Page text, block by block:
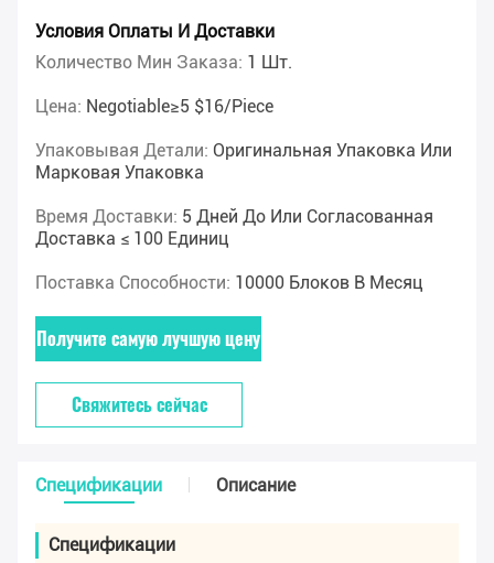
Условия Оплаты И Доставки
Количество Мин Заказа: 1 Шт.
Цена: Negotiable≥5 $16/piece
Упаковывая Детали: Оригинальная Упаковка Или
Марковая Упаковка
Время Доставки: 5 Дней До Или Согласованная
Доставка ≤ 100 Единиц
Поставка Способности: 10000 Блоков В Месяц
Получите самую лучшую цену
Свяжитесь сейчас
Спецификации Описание
Спецификации